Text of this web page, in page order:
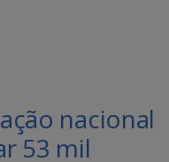
nacional
53 mil